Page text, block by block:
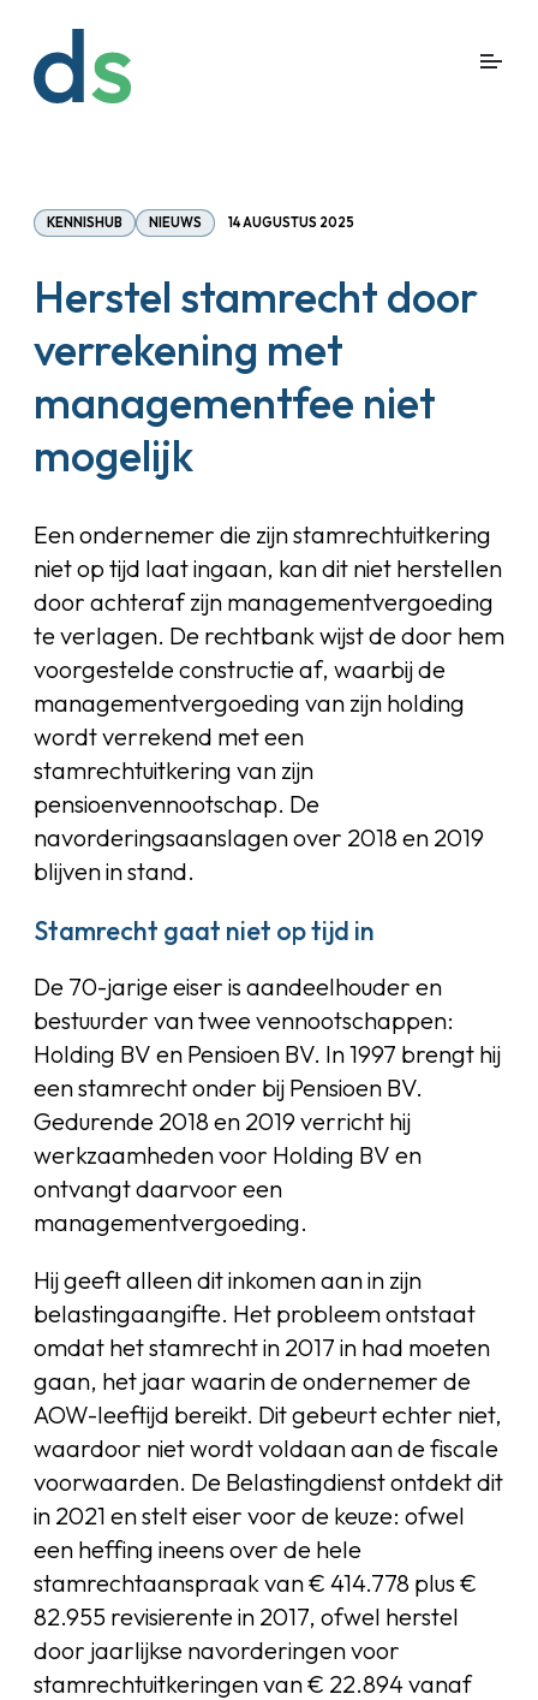
KENNISHUB NIEUWS 14 AUGUSTUS 2025
Herstel stamrecht door
verrekening met
managementfee niet
mogelijk
Een ondernemer die zijn stamrechtuitkering
niet op tijd laat ingaan, kan dit niet herstellen
door achteraf zijn managementvergoeding
te verlagen. De rechtbank wijst de door hem
voorgestelde constructie af, waarbij de
managementvergoeding van zijn holding
wordt verrekend met een
stamrechtuitkering van zijn
pensioenvennootschap. De
navorderingsaanslagen over 2018 en 2019
blijven in stand.
Stamrecht gaat niet op tijd in
De 70-jarige eiser is aandeelhouder en
bestuurder van twee vennootschappen:
Holding BV en Pensioen BV. In 1997 brengt hij
een stamrecht onder bij Pensioen BV.
Gedurende 2018 en 2019 verricht hij
werkzaamheden voor Holding BV en
ontvangt daarvoor een
managementvergoeding.
Hij geeft alleen dit inkomen aan in zijn
belastingaangifte. Het probleem ontstaat
omdat het stamrecht in 2017 in had moeten
gaan, het jaar waarin de ondernemer de
AOW-leeftijd bereikt. Dit gebeurt echter niet,
waardoor niet wordt voldaan aan de fiscale
voorwaarden. De Belastingdienst ontdekt dit
in 2021 en stelt eiser voor de keuze: ofwel
een heffing ineens over de hele
stamrechtaanspraak van € 414.778 plus €
82.955 revisierente in 2017, ofwel herstel
door jaarlijkse navorderingen voor
stamrechtuitkeringen van € 22.894 vanaf